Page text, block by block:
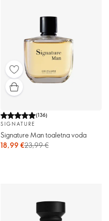
(136)
SIGNATURE
Signature Man toaletna voda
18,99 €23,99 €